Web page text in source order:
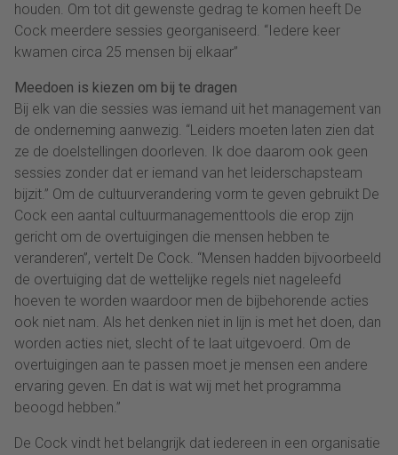
houden. Om tot dit gewenste gedrag te komen heeft De
Cock meerdere sessies georganiseerd. “Iedere keer
kwamen circa 25 mensen bij elkaar”
Meedoen is kiezen om bij te dragen
Bij elk van die sessies was iemand uit het management van
de onderneming aanwezig. “Leiders moeten laten zien dat
ze de doelstellingen doorleven. Ik doe daarom ook geen
sessies zonder dat er iemand van het leiderschapsteam
bijzit.” Om de cultuurverandering vorm te geven gebruikt De
Cock een aantal cultuurmanagementtools die erop zijn
gericht om de overtuigingen die mensen hebben te
veranderen”, vertelt De Cock. “Mensen hadden bijvoorbeeld
de overtuiging dat de wettelijke regels niet nageleefd
hoeven te worden waardoor men de bijbehorende acties
ook niet nam. Als het denken niet in lijn is met het doen, dan
worden acties niet, slecht of te laat uitgevoerd. Om de
overtuigingen aan te passen moet je mensen een andere
ervaring geven. En dat is wat wij met het programma
beoogd hebben.”
De Cock vindt het belangrijk dat iedereen in een organisatie